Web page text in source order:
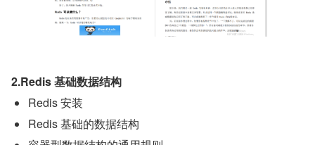
2.Redis 基础数据结构
Redis 安装
Redis 基础的数据结构